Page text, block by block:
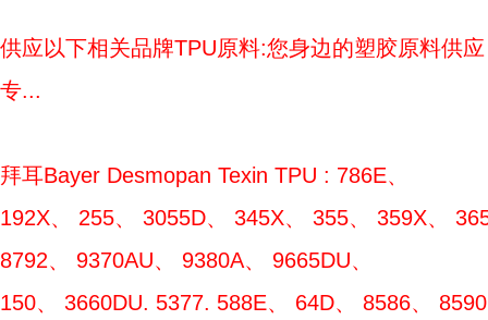
供应以下相关品牌TPU原料:您身边的塑胶原料供应
专...
拜耳Bayer Desmopan Texin TPU : 786E、
192X、 255、 3055D、 345X、 355、 359X、
8792、 9370AU、 9380A、 9665DU、
150、 3660DU. 5377. 588E、 64D、 8586、